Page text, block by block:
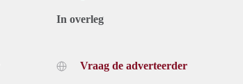
In overleg
Vraag de adverteerder